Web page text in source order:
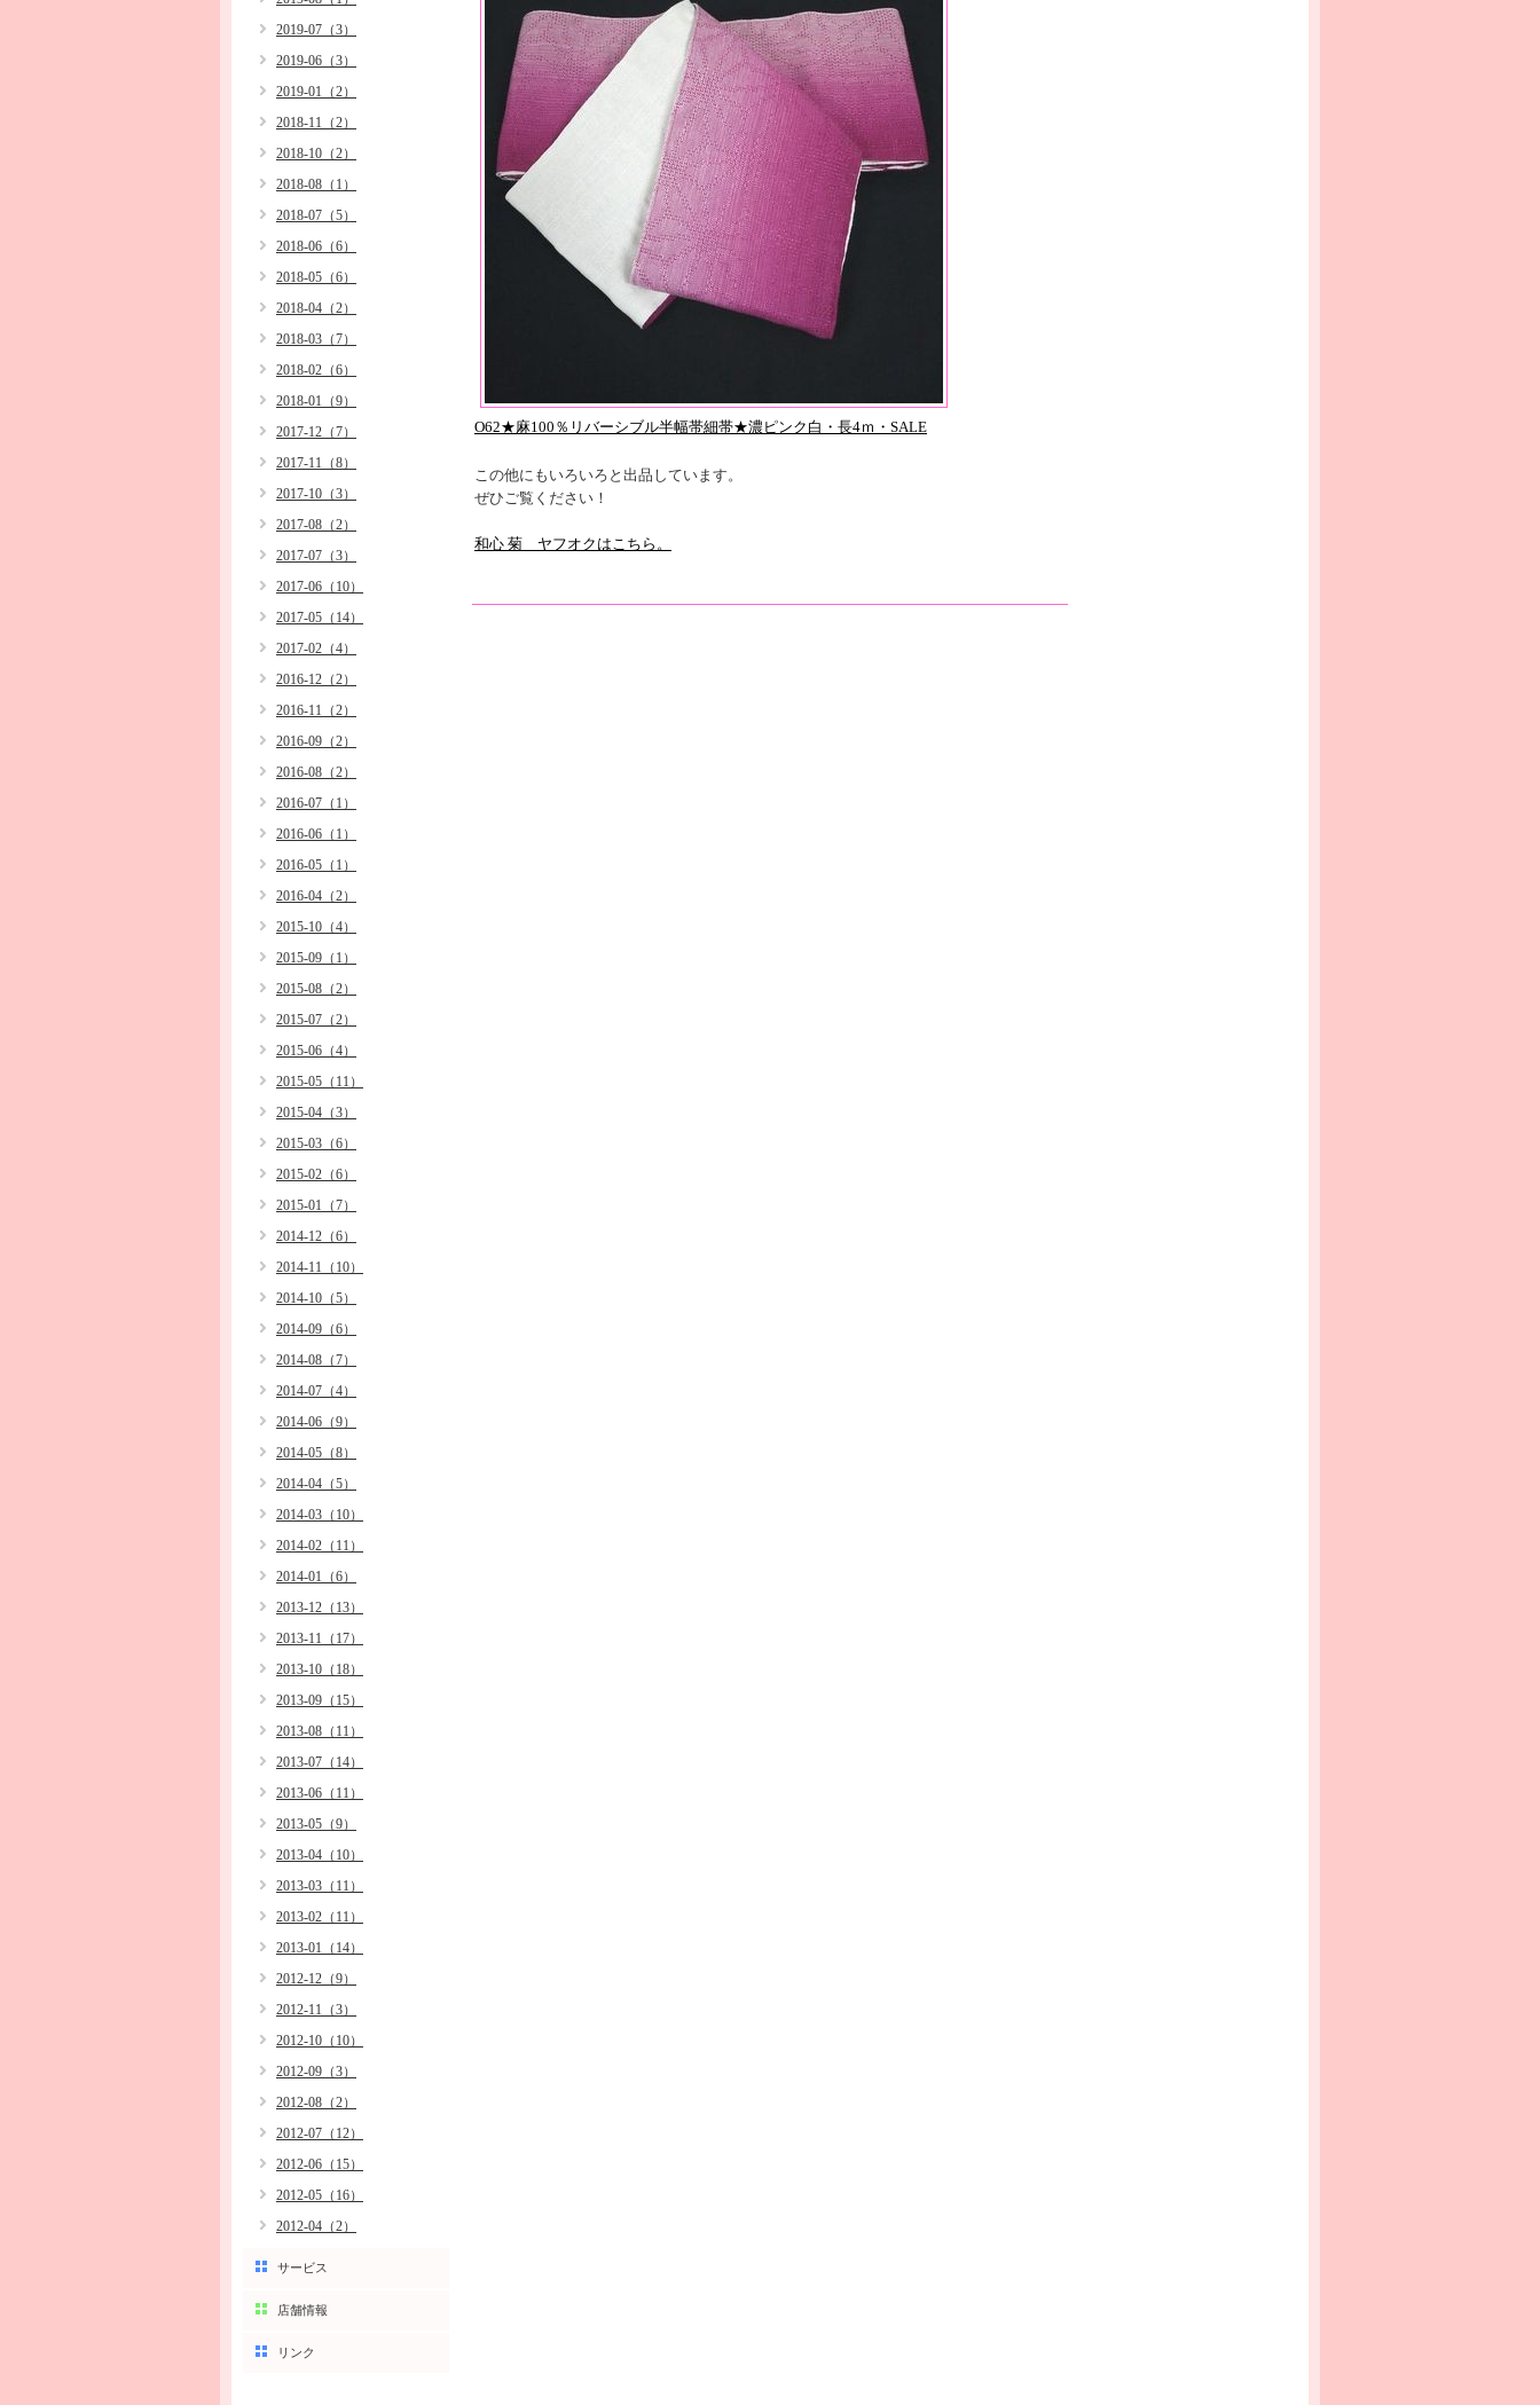
O62★麻100％リバーシブル半幅帯細帯★濃ピンク白・長4ｍ・SALE
この他にもいろいろと出品しています。
ぜひご覧ください！
和心 菊 ヤフオクはこちら。
2019-07（3）
2019-06（3）
2019-01（2）
2018-11（2）
2018-10（2）
2018-08（1）
2018-07（5）
2018-06（6）
2018-05（6）
2018-04（2）
2018-03（7）
2018-02（6）
2018-01（9）
2017-12（7）
2017-11（8）
2017-10（3）
2017-08（2）
2017-07（3）
2017-06（10）
2017-05（14）
2017-02（4）
2016-12（2）
2016-11（2）
2016-09（2）
2016-08（2）
2016-07（1）
2016-06（1）
2016-05（1）
2016-04（2）
2015-10（4）
2015-09（1）
2015-08（2）
2015-07（2）
2015-06（4）
2015-05（11）
2015-04（3）
2015-03（6）
2015-02（6）
2015-01（7）
2014-12（6）
2014-11（10）
2014-10（5）
2014-09（6）
2014-08（7）
2014-07（4）
2014-06（9）
2014-05（8）
2014-04（5）
2014-03（10）
2014-02（11）
2014-01（6）
2013-12（13）
2013-11（17）
2013-10（18）
2013-09（15）
2013-08（11）
2013-07（14）
2013-06（11）
2013-05（9）
2013-04（10）
2013-03（11）
2013-02（11）
2013-01（14）
2012-12（9）
2012-11（3）
2012-10（10）
2012-09（3）
2012-08（2）
2012-07（12）
2012-06（15）
2012-05（16）
2012-04（2）
サービス
店舗情報
リンク